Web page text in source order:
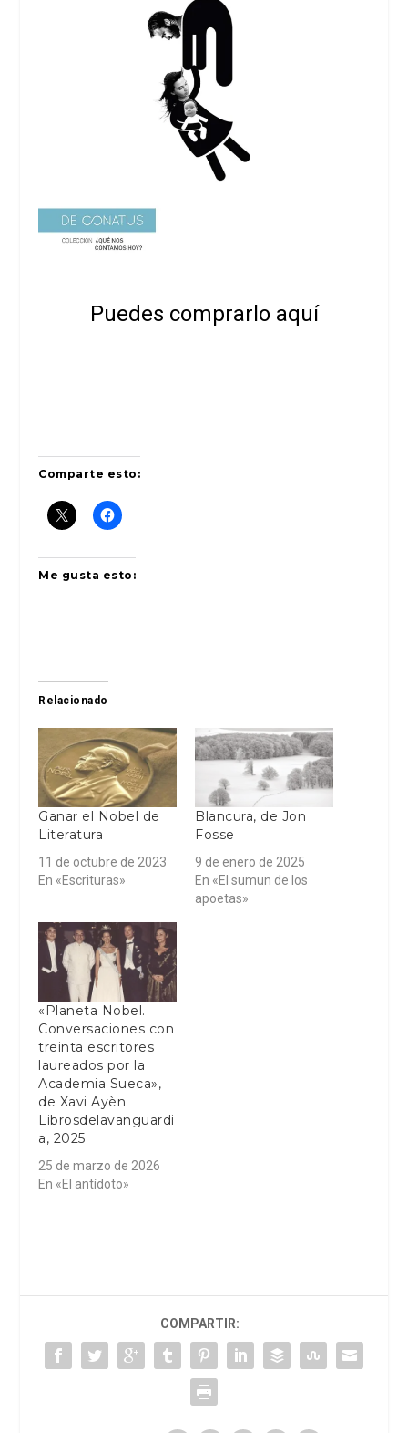
Puedes comprarlo aquí
Comparte esto:
Me gusta esto:
Relacionado
Ganar el Nobel de
Literatura
11 de octubre de 2023
En «Escrituras»
Blancura, de Jon
Fosse
9 de enero de 2025
En «El sumun de los
apoetas»
«Planeta Nobel.
Conversaciones con
treinta escritores
laureados por la
Academia Sueca»,
de Xavi Ayèn.
Librosdelavanguardi
a, 2025
25 de marzo de 2026
En «El antídoto»
COMPARTIR: